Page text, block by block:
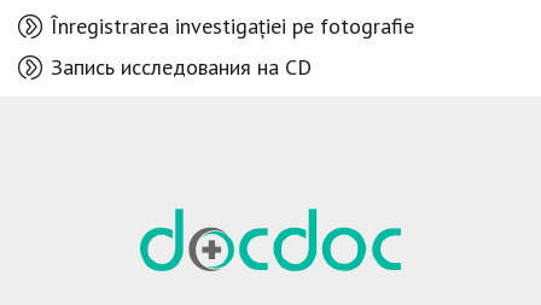
Înregistrarea investigației pe fotografie
Запись исследования на CD